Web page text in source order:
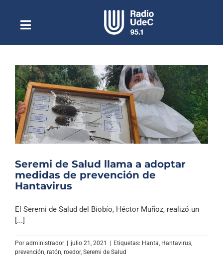
contenidoToggle
NavigationEscuchar Radio UdeC en vivo
Quiénes Somos
Programación
Podcast
Noticias
Columnas
Especiales
Seremi de Salud llama a adoptar
medidas de prevención de
Hantavirus
El Seremi de Salud del Biobío, Héctor Muñoz, realizó un
[...]
Por administrador | julio 21, 2021 | Etiquetas: Hanta Hantavirus
prevención ratón roedor, Seremi de Salud